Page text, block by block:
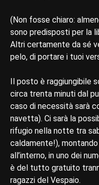
(Non fosse chiaro:
sono predisposti per la
Altri certamente da sé
pelo, di portare i tuoi
Il posto è raggiungibile
circa trenta minuti dal
caso di necessità sarà
navetta). Ci sarà la
rifugio nella notte tra
caldamente!),
all’interno, in uno dei
è del tutto gratuito
ragazzi del Vespaio.